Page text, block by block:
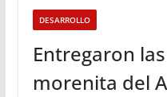
DESARROLLO
Entregaron
morenita del